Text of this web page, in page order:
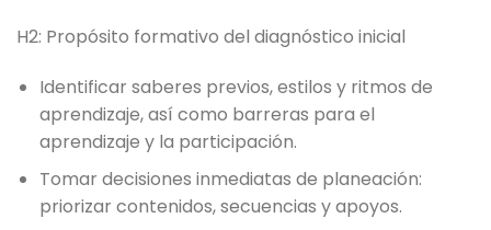
H2: Propósito formativo del diagnóstico inicial
Identificar saberes previos, estilos y ritmos de
aprendizaje, así como barreras para el
aprendizaje y la participación.
Tomar decisiones inmediatas de planeación:
priorizar contenidos, secuencias y apoyos.